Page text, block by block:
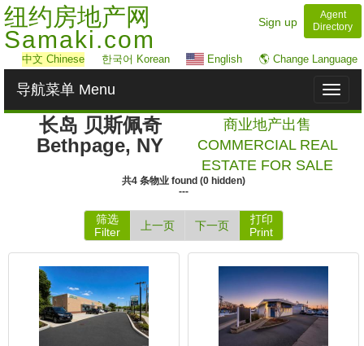
纽约房地产网
Samaki.com
Sign up
Agent
Directory
中文 Chinese 한국어 Korean English 🌎 Change Language
Toggle
导航菜单 Menu
长岛 贝斯佩奇
Bethpage, NY
商业地产出售
COMMERCIAL REAL
ESTATE FOR SALE
共4 条物业 found (0 hidden)
---
筛选
Filter
上一页 下一页
打印
Print